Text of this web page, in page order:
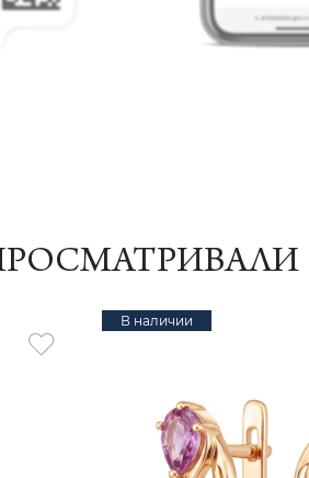
В наличии